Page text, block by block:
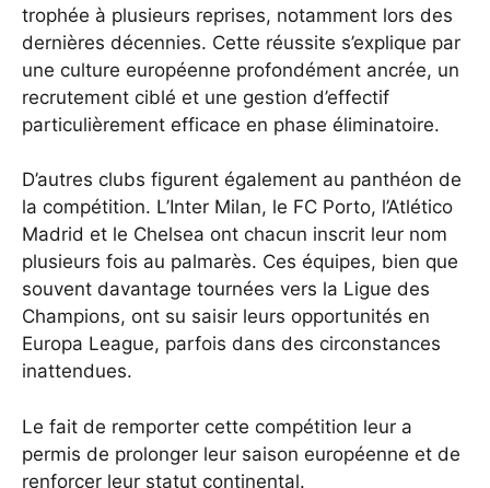
trophée à plusieurs reprises, notamment lors des
dernières décennies. Cette réussite s’explique par
une culture européenne profondément ancrée, un
recrutement ciblé et une gestion d’effectif
particulièrement efficace en phase éliminatoire.
D’autres clubs figurent également au panthéon de
la compétition. L’Inter Milan, le FC Porto, l’Atlético
Madrid et le Chelsea ont chacun inscrit leur nom
plusieurs fois au palmarès. Ces équipes, bien que
souvent davantage tournées vers la Ligue des
Champions, ont su saisir leurs opportunités en
Europa League, parfois dans des circonstances
inattendues.
Le fait de remporter cette compétition leur a
permis de prolonger leur saison européenne et de
renforcer leur statut continental.